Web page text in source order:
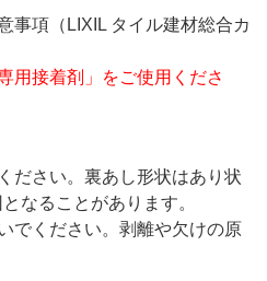
事項（LIXIL タイル建材総合カ
用接着剤」をご使用くださ
ださい。裏あし形状はあり状
なることがあります。
でください。剥離や欠けの原